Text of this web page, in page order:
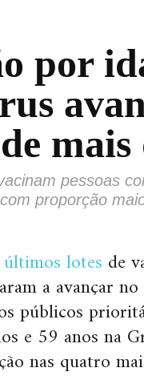
por
mais
pessoas
proporção
últimos lotes de
a avançar
públicos
e 59 anos na
nas quatro